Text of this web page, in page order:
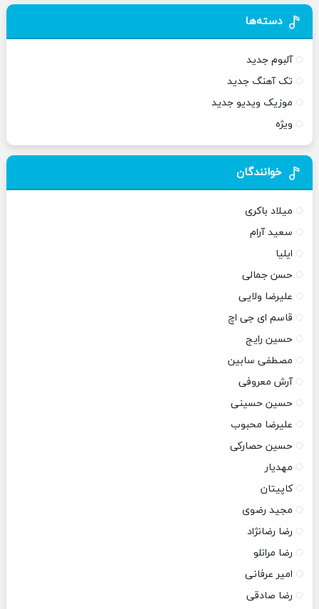
دسته‌ها
آلبوم جدید
تک آهنگ جدید
موزیک ویدیو جدید
ویژه
خوانندگان
میلاد باکری
سعید آرام
ایلیا
حسن جمالی
علیرضا ولایی
قاسم ای جی اچ
حسین رایج
مصطفی سابین
آرش معروفی
حسین حسینی
علیرضا محبوب
حسین حصارکی
مهدیار
کاپیتان
مجید رضوی
رضا رضانژاد
رضا مرانلو
امیر عرفانی
رضا صادقی